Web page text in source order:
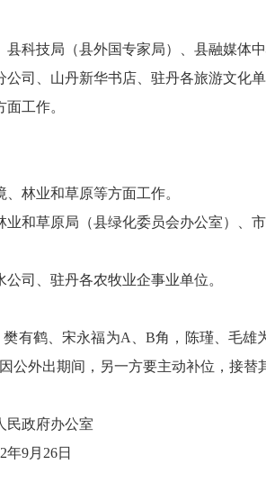
科技局（县外国专家局）、县融媒体
司、 山丹新华书店、驻丹各旅游文化单
工作。
、林业和草原等方面工作。
业和草原局（县绿化委员会办公室）、
公司
驻丹各农牧业企事业单位。
有鹤、宋永福为A 、B角，陈瑾、毛雄
外出期间，另一方要主动补位，接替
室
2年9月 26日